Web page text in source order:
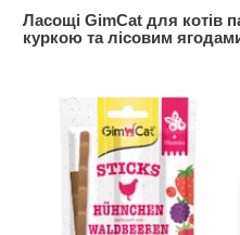
Ласощі GimCat для котів
куркою та лісовим